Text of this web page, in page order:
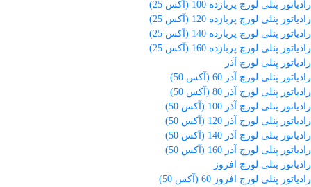
رادیاتور پنلی لورچ پربازده 100 (آکس 25)
رادیاتور پنلی لورچ پربازده 120 (آکس 25)
رادیاتور پنلی لورچ پربازده 140 (آکس 25)
رادیاتور پنلی لورچ پربازده 160 (آکس 25)
رادیاتور پنلی لورچ آذر
رادیاتور پنلی لورچ آذر 60 (آکس 50)
رادیاتور پنلی لورچ آذر 80 (آکس 50)
رادیاتور پنلی لورچ آذر 100 (آکس 50)
رادیاتور پنلی لورچ آذر 120 (آکس 50)
رادیاتور پنلی لورچ آذر 140 (آکس 50)
رادیاتور پنلی لورچ آذر 160 (آکس 50)
رادیاتور پنلی لورچ افروز
رادیاتور پنلی لورچ افروز 60 (آکس 50)